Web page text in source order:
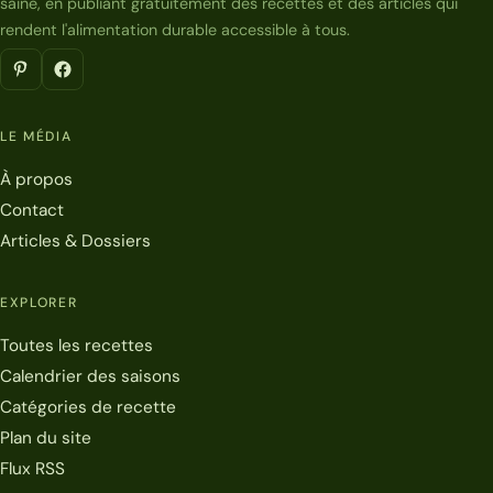
rendent l'alimentation durable accessible à tous.
LE MÉDIA
À propos
Contact
Articles & Dossiers
EXPLORER
Toutes les recettes
Calendrier des saisons
Catégories de recette
Plan du site
Flux RSS